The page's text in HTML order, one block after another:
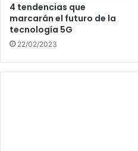
4 tendencias que
marcarán el futuro de la
tecnología 5G
22/02/2023